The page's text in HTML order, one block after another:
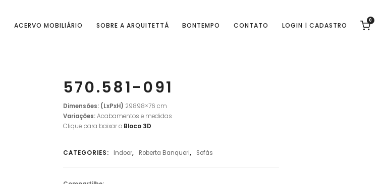
ACERVO MOBILIÁRIO SOBRE A ARQUITETTÁ BONTEMPO CONTATO LOGIN | CADASTRO
0
570.581-091
Dimensões: (LxPxH) 29898×76 cm
Variações:Acabamentos e medidas
Clique para baixar o Bloco 3D
CATEGORIES: Indoor, Roberta Banqueri, Sofás